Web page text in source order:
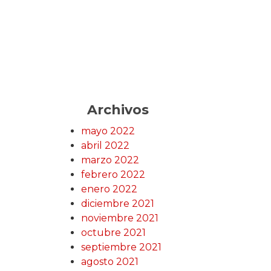
Archivos
mayo 2022
abril 2022
marzo 2022
febrero 2022
enero 2022
diciembre 2021
noviembre 2021
octubre 2021
septiembre 2021
agosto 2021